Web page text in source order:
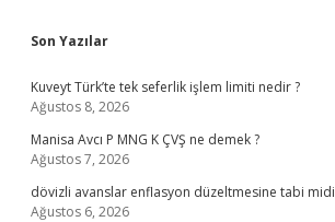
Sidebar
Son Yazılar
Kuveyt Türk’te tek seferlik işlem limiti nedir ?
Ağustos 8, 2026
Manisa Avcı P MNG K ÇVŞ ne demek ?
Ağustos 7, 2026
dövizli avanslar enflasyon düzeltmesine tabi
Ağustos 6, 2026